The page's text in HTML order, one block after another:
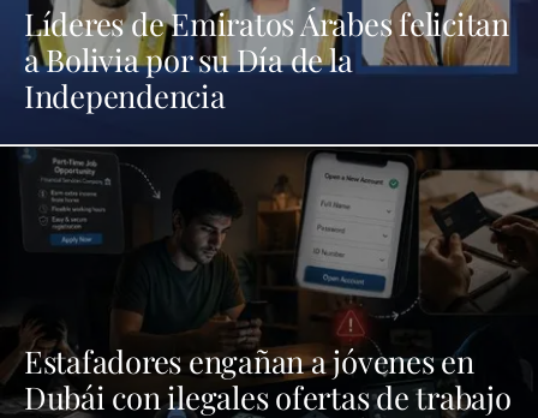
Líderes de Emiratos Árabes felicitan
a Bolivia por su Día de la
Independencia
Estafadores engañan a jóvenes en
Dubái con ilegales ofertas de trabajo